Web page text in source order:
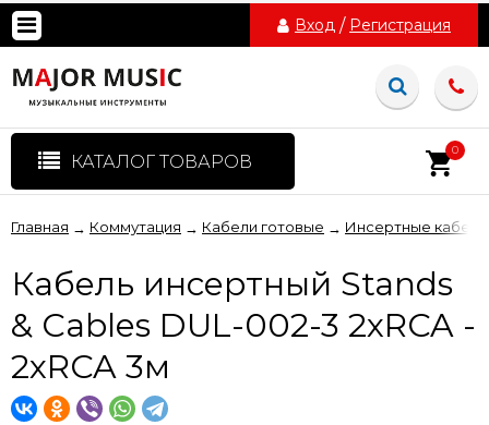
Вход / Регистрация
КАТАЛОГ ТОВАРОВ
0
Главная → Коммутация → Кабели готовые → Инсертные кабели
Кабель инсертный Stands
& Cables DUL-002-3 2xRCA -
2xRCA 3м